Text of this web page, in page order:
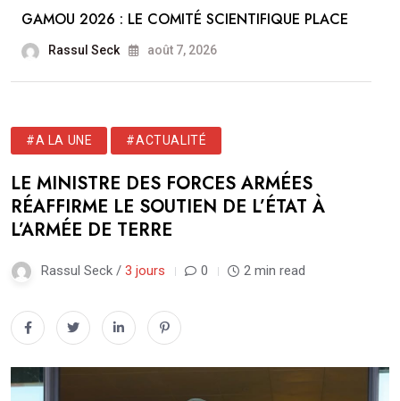
GAMOU 2026 : LE COMITÉ SCIENTIFIQUE PLACE
Rassul Seck août 7, 2026
#A LA UNE #ACTUALITÉ
LE MINISTRE DES FORCES ARMÉES
RÉAFFIRME LE SOUTIEN DE L’ÉTAT À
L’ARMÉE DE TERRE
Rassul Seck / 3 jours 0 2 min read